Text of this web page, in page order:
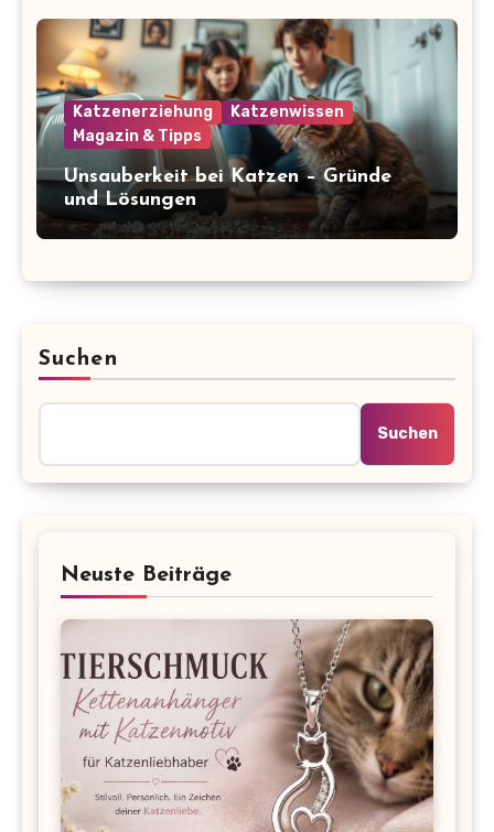
Katzenerziehung
Katzenwissen
Magazin & Tipps
Unsauberkeit bei Katzen – Gründe
und Lösungen
Suchen
Suchen
Neuste Beiträge